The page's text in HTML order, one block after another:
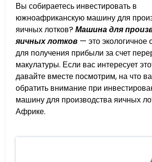
Вы собираетесь инвестировать в
южноафриканскую машину для
яичных лотков?Машина для
яичных лотков — это экологичное
для получения прибыли за счет
макулатуры. Если вас интересует
давайте вместе посмотрим, на что
обратить внимание при
машину для производства яичных
Африке.